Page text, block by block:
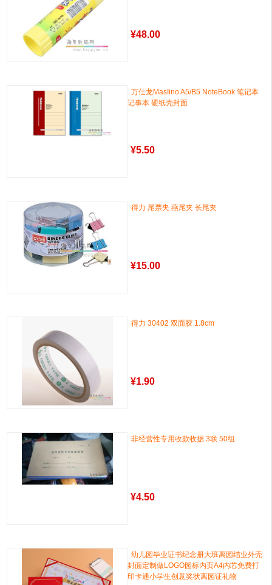
¥48.00
万仕龙MasIino A5/B5 NoteBook 笔记本
记事本 硬纸壳封面
¥5.50
得力 尾票夹 燕尾夹 长尾夹
¥15.00
得力 30402 双面胶 1.8cm
¥1.90
非经营性专用收款收据 3联 50组
¥4.50
幼儿园毕业证书纪念册大班离园结业外壳
封面定制做LOGO园标内页A4内芯免费打
印卡通小学生创意奖状离园证礼物